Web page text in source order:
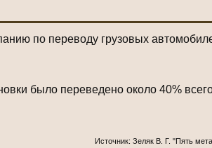
по переводу грузовых
было переведено около 40%
Источник: Зеляк В. Г. "Пять